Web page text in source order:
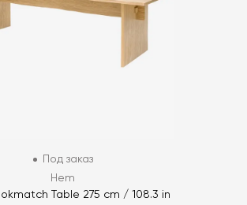
Под заказ
Hem
Table 275 cm / 108.3 in